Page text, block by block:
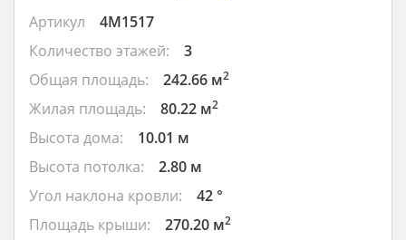
Артикул
4M1517
Количество этажей:
3
Общая площадь:
242.66 м2
Жилая площадь: 80.22 м2
Высота дома:
10.01 м
Высота потолка:
2.80 м
Угол наклона кровли:
42 °
Площадь крыши:
270.20 м2